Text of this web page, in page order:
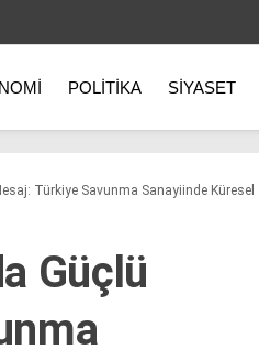
POLITIKA SIYASET
Türkiye Savunma Sanayiinde Küresel
Güçlü